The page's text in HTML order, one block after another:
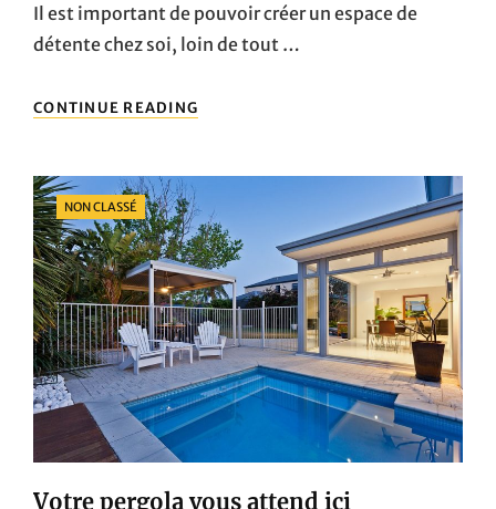
Il est important de pouvoir créer un espace de
détente chez soi, loin de tout …
CONTINUE READING
PLAN
DE
JARDIN
JUSTE
POUR
VOUS
Categories
NON CLASSÉ
Votre pergola vous attend ici